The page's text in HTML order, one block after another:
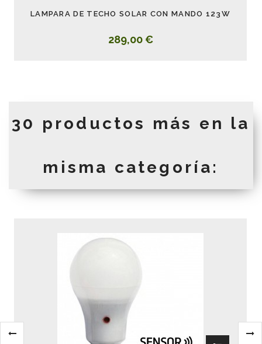
LAMPARA DE TECHO SOLAR CON MANDO 123W
289,00 €
30 productos más en la
misma categoría: